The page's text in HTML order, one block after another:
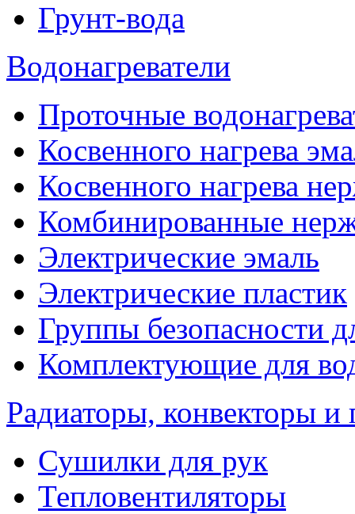
Грунт-вода
Водонагреватели
Проточные
Косвенного нагрева
Косвенного нагрева
Комбинированные
Электрические эмаль
Электрические пластик
Группы безопасности
Комплектующие для
Радиаторы, конвекторы и
Сушилки для рук
Тепловентиляторы